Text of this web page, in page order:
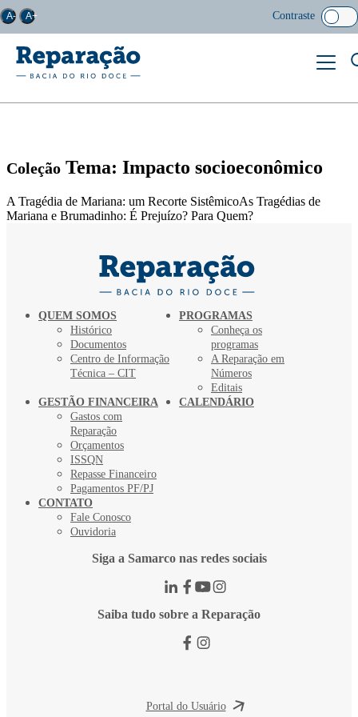
A- A+ Contraste
Coleção Tema: Impacto socioeconômico
A Tragédia de Mariana: um Recorte SistêmicoAs Tragédias de
Mariana e Brumadinho: É Prejuízo? Para Quem?
QUEM SOMOS
Histórico
Documentos
Centro de Informação
Técnica – CIT
PROGRAMAS
Conheça os
programas
A Reparação em
Números
Editais
GESTÃO FINANCEIRA
Gastos com
Reparação
Orçamentos
ISSQN
Repasse Financeiro
Pagamentos PF/PJ
CALENDÁRIO
CONTATO
Fale Conosco
Ouvidoria
Siga a Samarco nas redes sociais
Saiba tudo sobre a Reparação
Portal do Usuário